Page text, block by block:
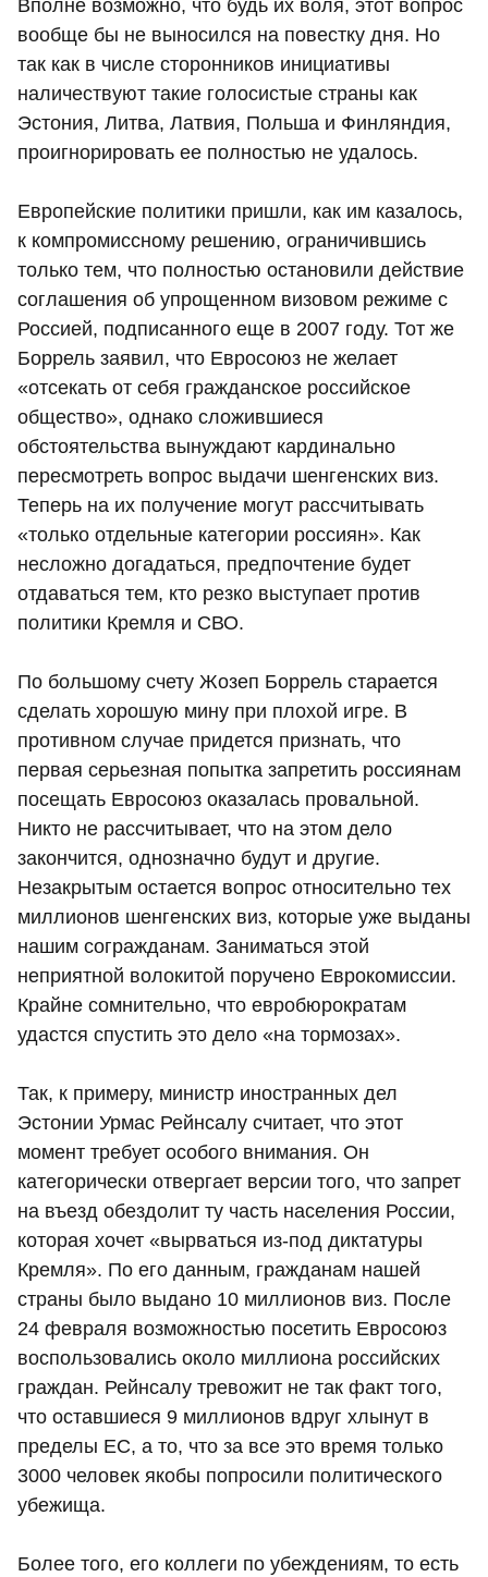
Вполне возможно, что будь их воля, этот вопрос
вообще бы не выносился на повестку дня. Но
так как в числе сторонников инициативы
наличествуют такие голосистые страны как
Эстония, Литва, Латвия, Польша и Финляндия,
проигнорировать ее полностью не удалось.
Европейские политики пришли, как им казалось,
к компромиссному решению, ограничившись
только тем, что полностью остановили действие
соглашения об упрощенном визовом режиме с
Россией, подписанного еще в 2007 году. Тот же
Боррель заявил, что Евросоюз не желает
«отсекать от себя гражданское российское
общество», однако сложившиеся
обстоятельства вынуждают кардинально
пересмотреть вопрос выдачи шенгенских виз.
Теперь на их получение могут рассчитывать
«только отдельные категории россиян». Как
несложно догадаться, предпочтение будет
отдаваться тем, кто резко выступает против
политики Кремля и СВО.
По большому счету Жозеп Боррель старается
сделать хорошую мину при плохой игре. В
противном случае придется признать, что
первая серьезная попытка запретить россиянам
посещать Евросоюз оказалась провальной.
Никто не рассчитывает, что на этом дело
закончится, однозначно будут и другие.
Незакрытым остается вопрос относительно тех
миллионов шенгенских виз, которые уже выданы
нашим согражданам. Заниматься этой
неприятной волокитой поручено Еврокомиссии.
Крайне сомнительно, что евробюрократам
удастся спустить это дело «на тормозах».
Так, к примеру, министр иностранных дел
Эстонии Урмас Рейнсалу считает, что этот
момент требует особого внимания. Он
категорически отвергает версии того, что запрет
на въезд обездолит ту часть населения России,
которая хочет «вырваться из-под диктатуры
Кремля». По его данным, гражданам нашей
страны было выдано 10 миллионов виз. После
24 февраля возможностью посетить Евросоюз
воспользовались около миллиона российских
граждан. Рейнсалу тревожит не так факт того,
что оставшиеся 9 миллионов вдруг хлынут в
пределы ЕС, а то, что за все это время только
3000 человек якобы попросили политического
убежища.
Более того, его коллеги по убеждениям, то есть